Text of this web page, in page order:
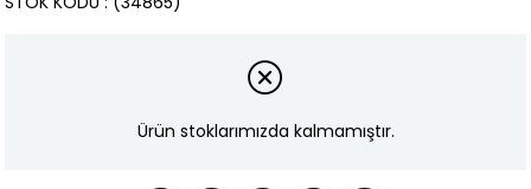
Ürün stoklarımızda kalmamıştır.